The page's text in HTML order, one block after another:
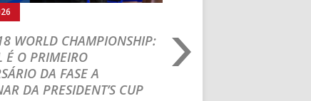
MUN. PÓVOA VARZIM
PAV. ÁGUAS SANTAS
WORLD CHAMPIONSHIP:
É O PRIMEIRO
DA FASE A
DA PRESIDENT’S CUP